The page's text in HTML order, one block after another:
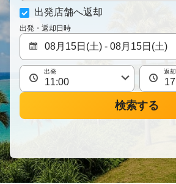
出発店舗へ返却
出発・返却日時
出発 返却
検索する